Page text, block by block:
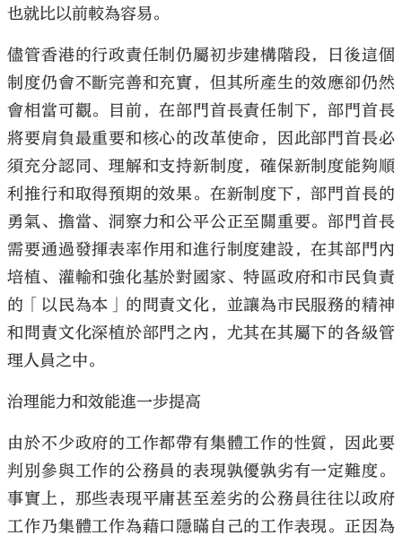
也就比以前較為容易。
儘管香港的行政責任制仍屬初步建構階段，日後這個
制度仍會不斷完善和充實，但其所產生的效應卻仍然
會相當可觀。目前，在部門首長責任制下，部門首長
將要肩負最重要和核心的改革使命，因此部門首長必
須充分認同、理解和支持新制度，確保新制度能夠順
利推行和取得預期的效果。在新制度下，部門首長的
勇氣、擔當、洞察力和公平公正至關重要。部門首長
需要通過發揮表率作用和進行制度建設，在其部門內
培植、灌輸和強化基於對國家、特區政府和市民負責
的「以民為本」的問責文化，並讓為市民服務的精神
和問責文化深植於部門之內，尤其在其屬下的各級管
理人員之中。
治理能力和效能進一步提高
由於不少政府的工作都帶有集體工作的性質，因此要
判別參與工作的公務員的表現孰優孰劣有一定難度。
事實上，那些表現平庸甚至差劣的公務員往往以政府
工作乃集體工作為藉口隱瞞自己的工作表現。正因為